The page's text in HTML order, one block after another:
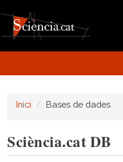
Inici Bases de dades
Sciència.cat DB